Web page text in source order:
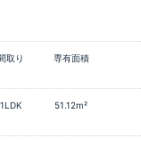
取り
専有面積
1LDK
51.12m²